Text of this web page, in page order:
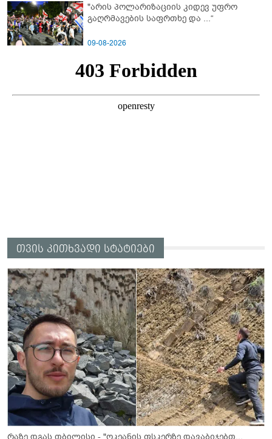
"არის პოლარიზაციის კიდევ უფრო
გაღრმავების საფრთხე და ...“
09-08-2026
თვის კითხვადი სტატიები